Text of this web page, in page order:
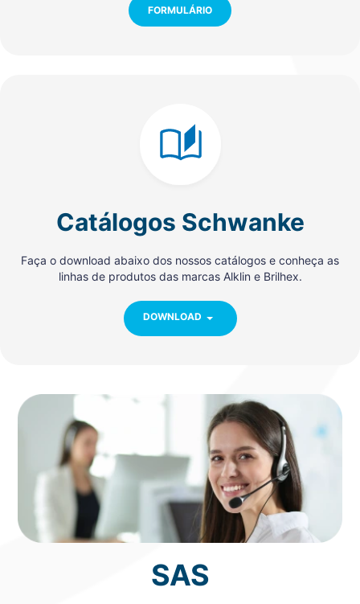
FORMULÁRIO
Catálogos Schwanke
Faça o download abaixo dos nossos catálogos e conheça as
linhas de produtos das marcas Alklin e Brilhex.
DOWNLOAD
SAS